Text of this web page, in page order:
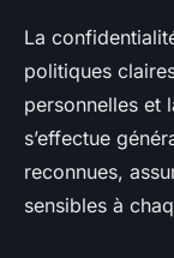
La
politiques
personnelles et
s’effectue
reconnues,
sensibles à